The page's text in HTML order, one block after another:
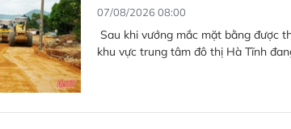
07/08/2026 08:00
Sau khi vướng mắc mặt bằng được
khu vực trung tâm đô thị Hà Tĩnh